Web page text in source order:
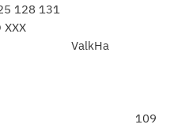
128 131
ValkHa
109